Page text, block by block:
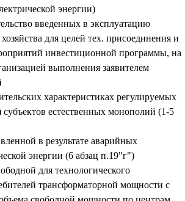
энергии)
введенных в эксплуатацию
для целей тех. присоединения и
инвестиционной программы, на
выполнения заявителем
характеристиках регулируемых
субъектов естественных монополий (1-5
в результате аварийных
энергии (6 абзац п.19"г")
для технологического
трансформаторной мощности с